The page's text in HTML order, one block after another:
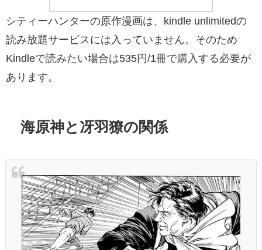
シティーハンターの原作漫画は、kindle unlimitedの
読み放題サービスには入っていません。そのため
Kindleで読みたい場合は535円/1冊で購入する必要が
あります。
海原神と冴羽獠の関係